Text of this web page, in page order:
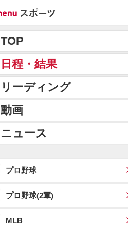
TOP
日程・結果
リーディング
動画
ニュース
プロ野球
プロ野球(2軍)
MLB